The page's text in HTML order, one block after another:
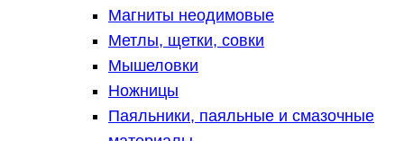
Магниты неодимовые
Метлы, щетки, совки
Мышеловки
Ножницы
Паяльники, паяльные и смазочные